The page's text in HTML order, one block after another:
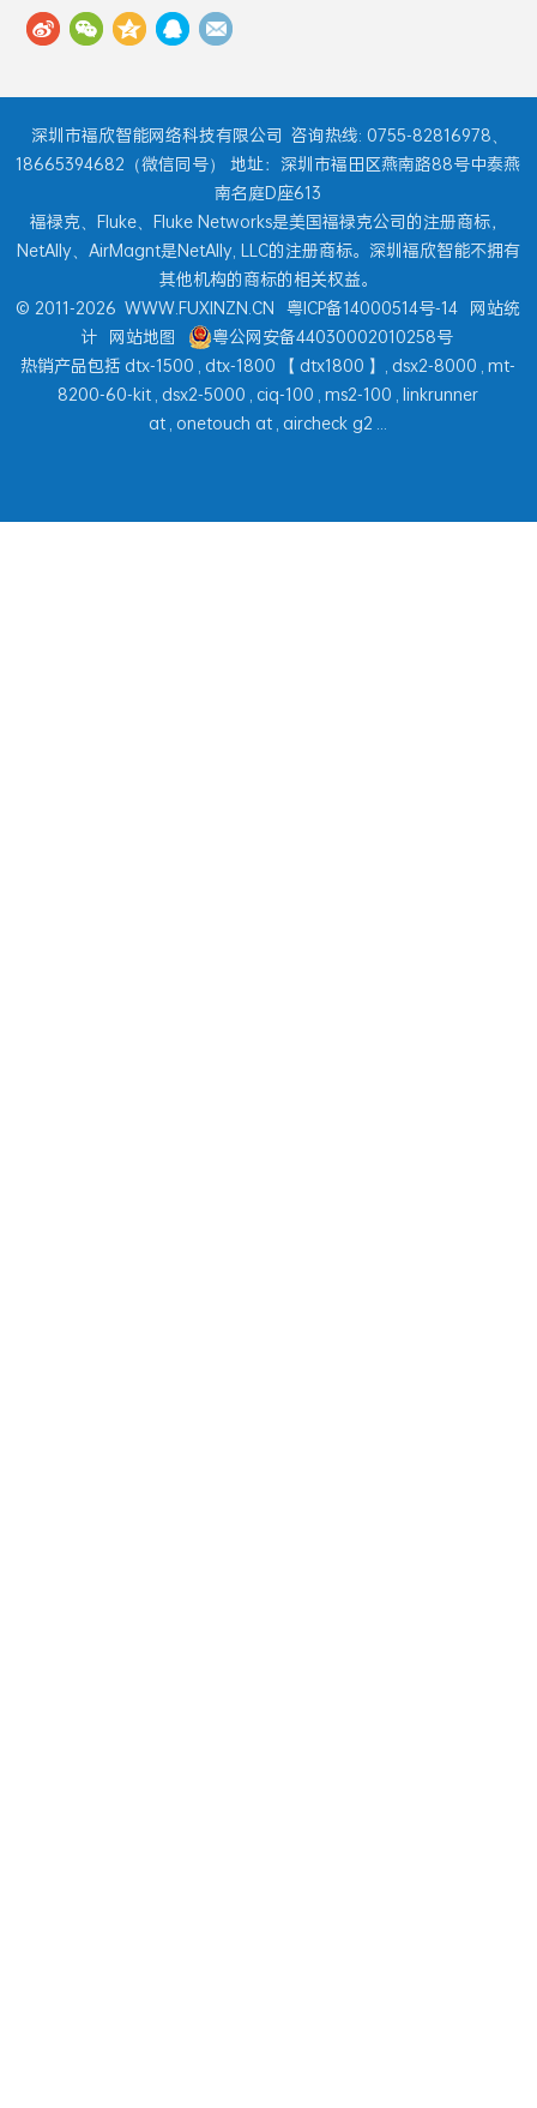
深圳市福欣智能网络科技有限公司 咨询热线: 0755-82816978、
18665394682（微信同号） 地址：深圳市福田区燕南路88号中泰燕
南名庭D座613
福禄克、Fluke、Fluke Networks是美国福禄克公司的注册商标，
NetAlly、AirMagnt是NetAlly, LLC的注册商标。深圳福欣智能不拥有
其他机构的商标的相关权益。
© 2011-2026 WWW.FUXINZN.CN 粤ICP备14000514号-14 网站统
计 网站地图
粤公网安备44030002010258号
热销产品包括 dtx-1500 , dtx-1800 【 dtx1800 】, dsx2-8000 , mt-
8200-60-kit , dsx2-5000 , ciq-100 , ms2-100 , linkrunner
at , onetouch at , aircheck g2 ...